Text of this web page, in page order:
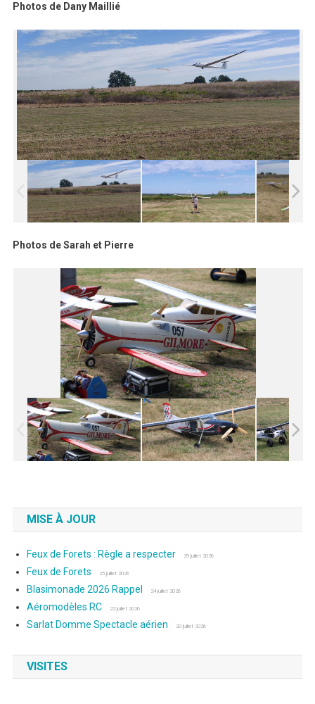
Photos de Dany Maillié
Photos de Sarah et Pierre
MISE À JOUR
Feux de Forets : Règle a respecter 29 juillet 2026
Feux de Forets 25 juillet 2026
Blasimonade 2026 Rappel 24 juillet 2026
Aéromodèles RC 22 juillet 2026
Sarlat Domme Spectacle aérien 20 juillet 2026
VISITES